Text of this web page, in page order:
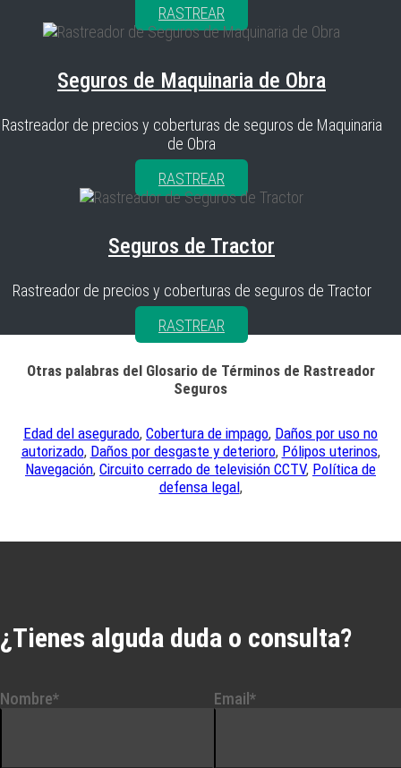
RASTREAR
Seguros de Maquinaria de Obra
Rastreador de precios y coberturas de seguros de Maquinaria
de Obra
RASTREAR
Seguros de Tractor
Rastreador de precios y coberturas de seguros de Tractor
RASTREAR
Otras palabras del Glosario de Términos de Rastreador
Seguros
Edad del asegurado, Cobertura de impago, Daños por uso no
autorizado, Daños por desgaste y deterioro, Pólipos uterinos,
Navegación, Circuito cerrado de televisión CCTV, Política de
defensa legal,
¿Tienes alguda duda o consulta?
Nombre* Email*